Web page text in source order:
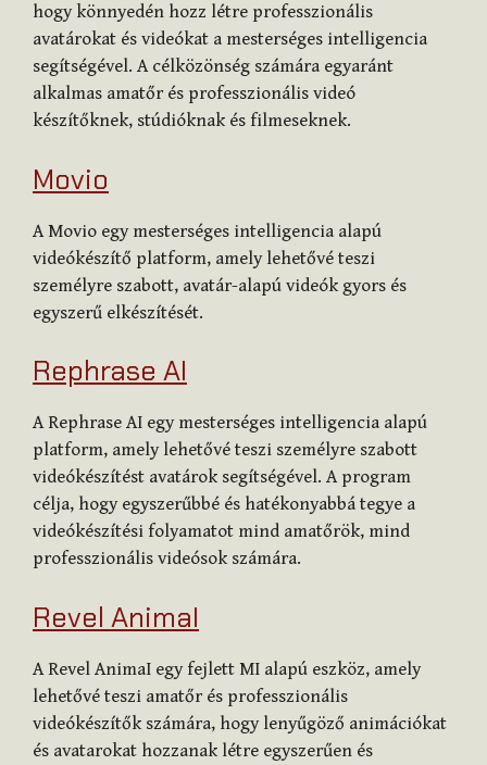
hogy könnyedén hozz létre professzionális
avatárokat és videókat a mesterséges intelligencia
segítségével. A célközönség számára egyaránt
alkalmas amatőr és professzionális videó
készítőknek, stúdióknak és filmeseknek.
Movio
A Movio egy mesterséges intelligencia alapú
videókészítő platform, amely lehetővé teszi
személyre szabott, avatár-alapú videók gyors és
egyszerű elkészítését.
Rephrase AI
A Rephrase AI egy mesterséges intelligencia alapú
platform, amely lehetővé teszi személyre szabott
videókészítést avatárok segítségével. A program
célja, hogy egyszerűbbé és hatékonyabbá tegye a
videókészítési folyamatot mind amatőrök, mind
professzionális videósok számára.
Revel AnimaI
A Revel AnimaI egy fejlett MI alapú eszköz, amely
lehetővé teszi amatőr és professzionális
videókészítők számára, hogy lenyűgöző animációkat
és avatarokat hozzanak létre egyszerűen és